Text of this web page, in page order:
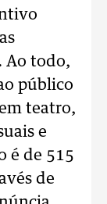
Ao todo,
público
teatro,
e
é de 515
de